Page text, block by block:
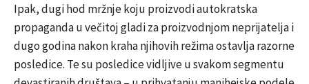
Ipak, dugi hod mržnje koju proizvodi autokratska
propaganda u večitoj gladi za proizvodnjom neprijatelja i
dugo godina nakon kraha njihovih režima ostavlja razorne
posledice. Te su posledice vidljive u svakom segmentu